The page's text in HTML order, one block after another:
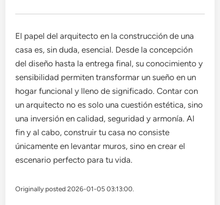
El papel del arquitecto en la construcción de una
casa es, sin duda, esencial. Desde la concepción
del diseño hasta la entrega final, su conocimiento y
sensibilidad permiten transformar un sueño en un
hogar funcional y lleno de significado. Contar con
un arquitecto no es solo una cuestión estética, sino
una inversión en calidad, seguridad y armonía. Al
fin y al cabo, construir tu casa no consiste
únicamente en levantar muros, sino en crear el
escenario perfecto para tu vida.
Originally posted 2026-01-05 03:13:00.